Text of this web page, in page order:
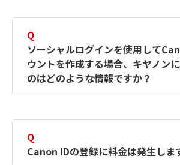
す。詳しい作成方法は【カメラ
何ですか？Canon IDの作成方
ださい。
Q
ソーシャルログインを使用して
ウントを作成する場合、キヤノン
のはどのような情報ですか？
択したサービスから取得します
簡単に作成できるように、この
Q
Canon IDの登録に料金は発生しま